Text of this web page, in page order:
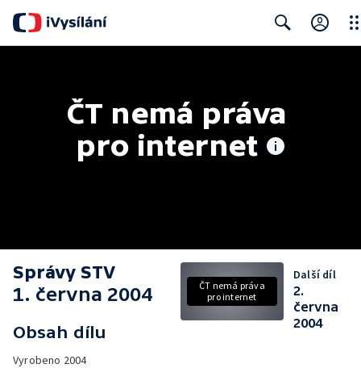
ČT nemá práva
pro internet
Správy STV
1. června 2004
Obsah dílu
Vyrobeno 2004
ČT nemá práva
pro internet
Další díl
2.
června
2004